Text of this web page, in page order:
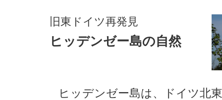
旧東ドイツ再発見
ヒッデンゼー島の自然
ヒッデンゼー島は、ドイツ北